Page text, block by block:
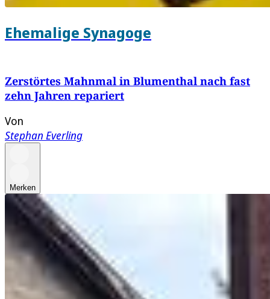
Ehemalige Synagoge
Zerstörtes Mahnmal in Blumenthal nach fast
zehn Jahren repariert
Von
Stephan Everling
Merken